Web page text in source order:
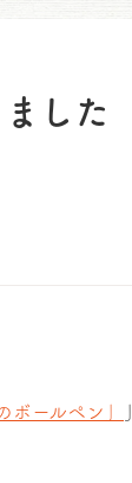
した
ボールペン」